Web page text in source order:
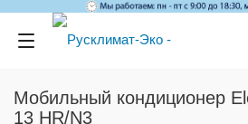
Мобильный кондиционер
13 HR/N3